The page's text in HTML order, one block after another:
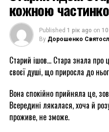
кожною
Published 1 рік ago on
By Дорошенко
Старий ішов… Стара знала про
своєї душі, що приросла до
Вона спокійно прийняла це,
Всередині лякалася, хоча й
проживе, не зможе.